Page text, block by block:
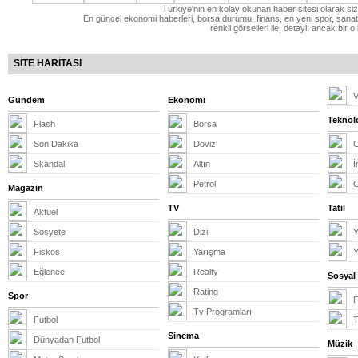
Türkiye'nin en kolay okunan haber sitesi olarak siz
En güncel ekonomi haberleri, borsa durumu, finans, en yeni spor,
renkli görselleri ile, detaylı ancak bir
SİTE HARİTASI
Gündem
Flash
Son Dakika
Skandal
Magazin
Aktüel
Sosyete
Fiskos
Eğlence
Spor
Futbol
Dünyadan Futbol
Ekonomi
Borsa
Döviz
Altın
Petrol
TV
Dizi
Yarışma
Realty
Rating
Tv Programları
Sinema
Tatil
Sosyal
Müzik